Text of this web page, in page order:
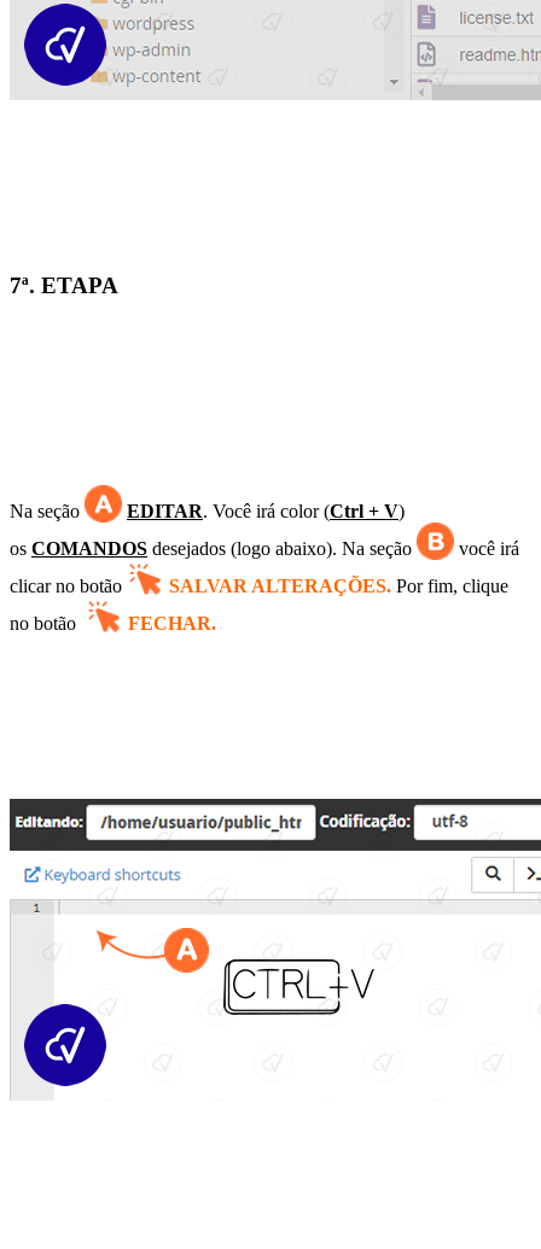
7ª. ETAPA
Na seção EDITAR. Você irá color (Ctrl + V)
os COMANDOS desejados (logo abaixo). Na seção
você irá
clicar no botão SALVAR ALTERAÇÕES. Por fim, clique
no botão
FECHAR.